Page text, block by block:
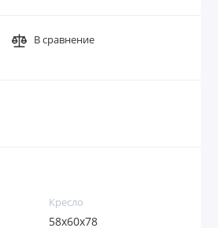
В сравнение
Кресло
58x60x78